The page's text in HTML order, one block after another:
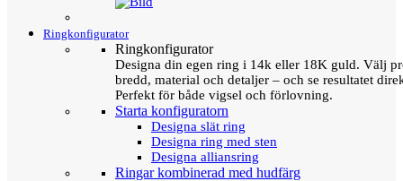
Ringkonfigurator
Ringkonfigurator
Designa din egen ring i 14k eller 18K guld. Välj
bredd, material och detaljer – och se resultatet
Perfekt för både vigsel och förlovning.
Starta konfiguratorn
Designa slät ring
Designa ring med sten
Designa alliansring
Ringar kombinerad med hudfärg